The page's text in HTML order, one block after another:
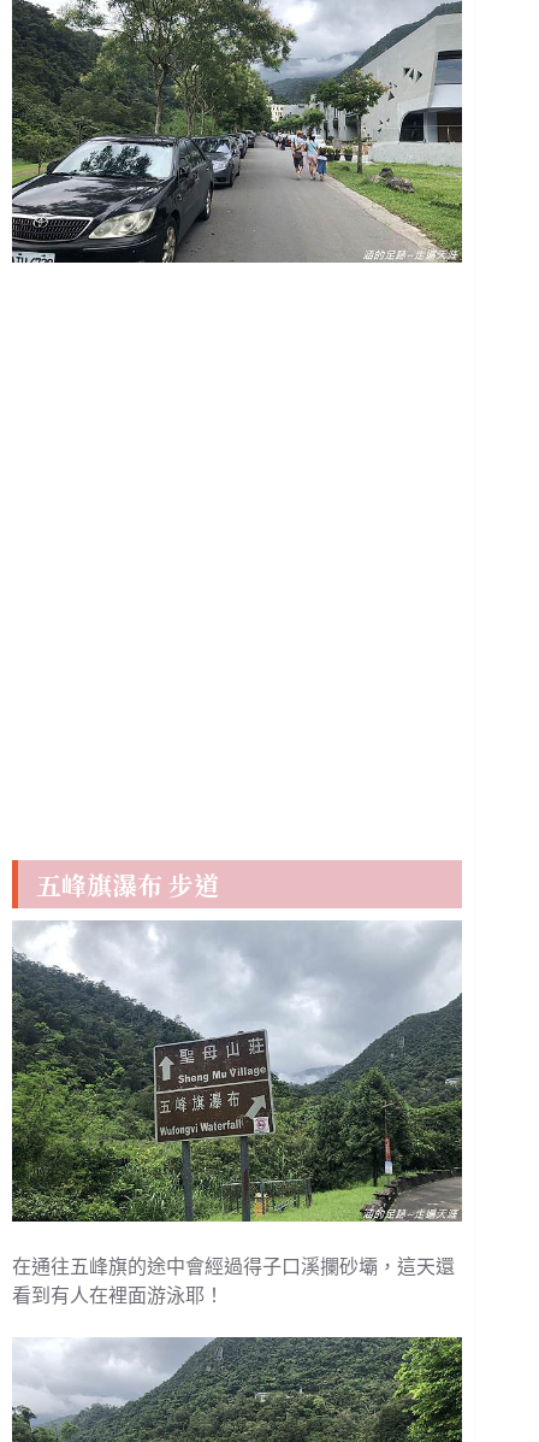
五峰旗瀑布 步道
在通往五峰旗的途中會經過得子口溪攔砂壩，這天還
看到有人在裡面游泳耶！